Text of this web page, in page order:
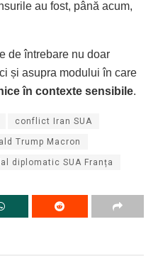
au fost, până acum,
de întrebare nu doar
și asupra modului în care
în contexte sensibile.
conflict Iran SUA
Trump Macron
diplomatic SUA Franța